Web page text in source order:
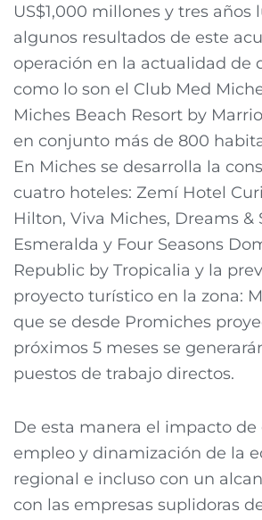
US$1,000 millones y tres años
algunos resultados de este
operación en la actualidad de
como lo son el Club Med
Miches Beach Resort by
en conjunto más de 800
En Miches se desarrolla la
cuatro hoteles: Zemí Hotel
Hilton, Viva Miches, Dreams &
Esmeralda y Four Seasons
Republic by Tropicalia y la
proyecto turístico en la zona:
que se desde Promiches
próximos 5 meses se
puestos de trabajo directos.
De esta manera el impacto de
empleo y dinamización de la
regional e incluso con un
con las empresas suplidoras